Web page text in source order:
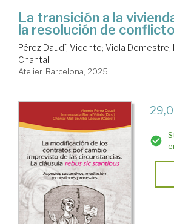
La transición a la
la resolución de
Pérez Daudí, Vicente; Viola Demestre,
Chantal
Atelier. Barcelona, 2025